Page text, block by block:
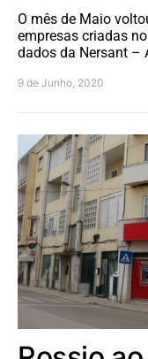
O mês de Maio
empresas criadas
dados da Nersant –
9 de Junho, 2020